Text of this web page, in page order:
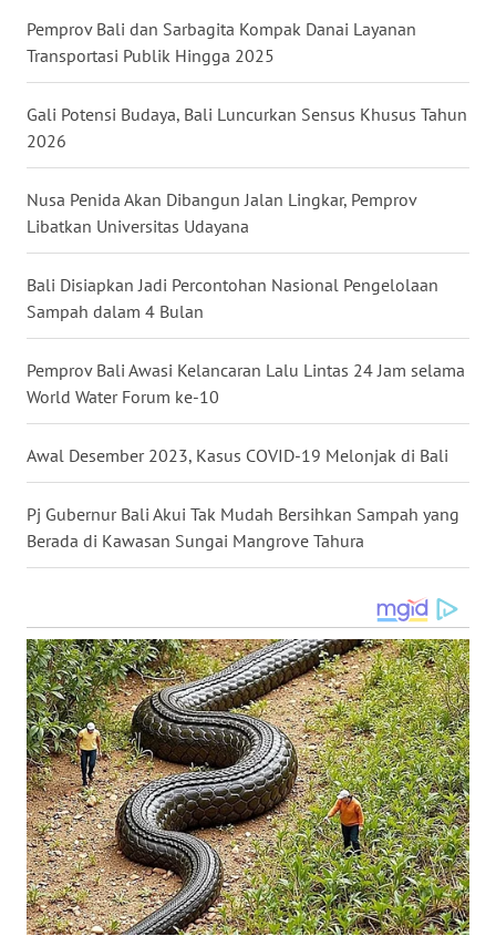
Pemprov Bali dan Sarbagita Kompak Danai Layanan
Transportasi Publik Hingga 2025
Gali Potensi Budaya, Bali Luncurkan Sensus Khusus Tahun
2026
Nusa Penida Akan Dibangun Jalan Lingkar, Pemprov
Libatkan Universitas Udayana
Bali Disiapkan Jadi Percontohan Nasional Pengelolaan
Sampah dalam 4 Bulan
Pemprov Bali Awasi Kelancaran Lalu Lintas 24 Jam selama
World Water Forum ke-10
Awal Desember 2023, Kasus COVID-19 Melonjak di Bali
Pj Gubernur Bali Akui Tak Mudah Bersihkan Sampah yang
Berada di Kawasan Sungai Mangrove Tahura
WN
WN
WN
BALI
WN
KALBAR
WN
KALTENG
WN
KALTARA
WN
KALSEL
WN
KALTIM
WN
SULSEL
WN
GORONTALO